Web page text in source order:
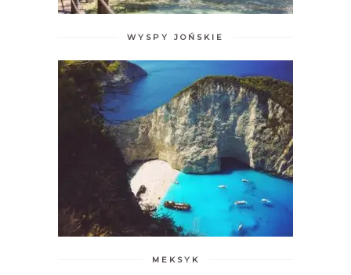
WYSPY JOŃSKIE
MEKSYK